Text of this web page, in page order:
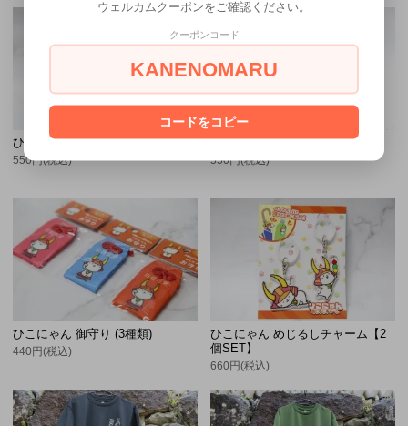
ひこにゃん がま口
550円(税込)
ひこにゃん 型打ちマグネット
550円(税込)
ひこにゃん 御守り (3種類)
440円(税込)
ひこにゃん めじるしチャーム【2
個SET】
660円(税込)
ウェルカムクーポンをご確認ください。
クーポンコード
KANENOMARU
コードをコピー